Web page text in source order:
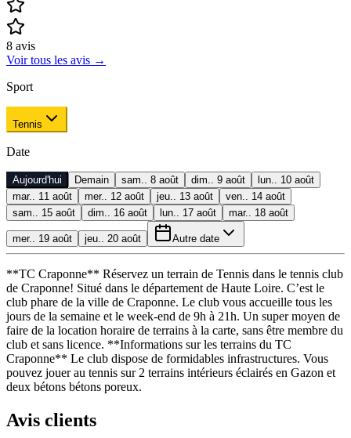
8 avis
Voir tous les avis →
Sport
Tennis
Date
Aujourd'hui Demain sam.. 8 août dim.. 9 août
lun.. 10 août
mar.. 11 août
mer.. 12 août jeu.. 13 août
ven.. 14 août
sam.. 15 août
dim.. 16 août lun.. 17 août mar.. 18 août
mer.. 19 août jeu.. 20 août Autre date
**TC Craponne** Réservez un terrain de Tennis dans le tennis club
de Craponne! Situé dans le département de Haute Loire. C’est le
club phare de la ville de Craponne. Le club vous accueille tous les
jours de la semaine et le week-end de 9h à 21h. Un super moyen de
faire de la location horaire de terrains à la carte, sans être membre du
club et sans licence. **Informations sur les terrains du TC
Craponne** Le club dispose de formidables infrastructures. Vous
pouvez jouer au tennis sur 2 terrains intérieurs éclairés en Gazon et
deux bétons bétons poreux.
Avis clients